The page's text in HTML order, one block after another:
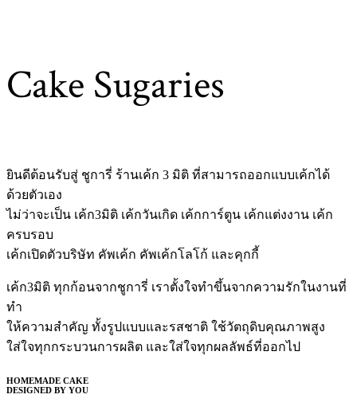
Cake Sugaries
ยินดีต้อนรับสู่ ชูการี่ ร้านเค้ก 3 มิติ ที่สามารถออกแบบเค้กได้
ด้วยตัวเอง
ไม่ว่าจะเป็น เค้ก3มิติ เค้กวันเกิด เค้กการ์ตูน เค้กแต่งงาน เค้ก
ครบรอบ
เค้กเปิดตัวบริษัท คัพเค้ก คัพเค้กโลโก้ และคุกกี้
เค้ก3มิติ ทุกก้อนจากชูการี่ เราตั้งใจทำขึ้นจากความรักในงานที่
ทำ
ให้ความสำคัญ ทั้งรูปแบบและรสชาติ ใช้วัตถุดิบคุณภาพสูง
ใส่ใจทุกกระบวนการผลิต และใส่ใจทุกผลลัพธ์ที่ออกไป
HOMEMADE CAKE
DESIGNED BY YOU